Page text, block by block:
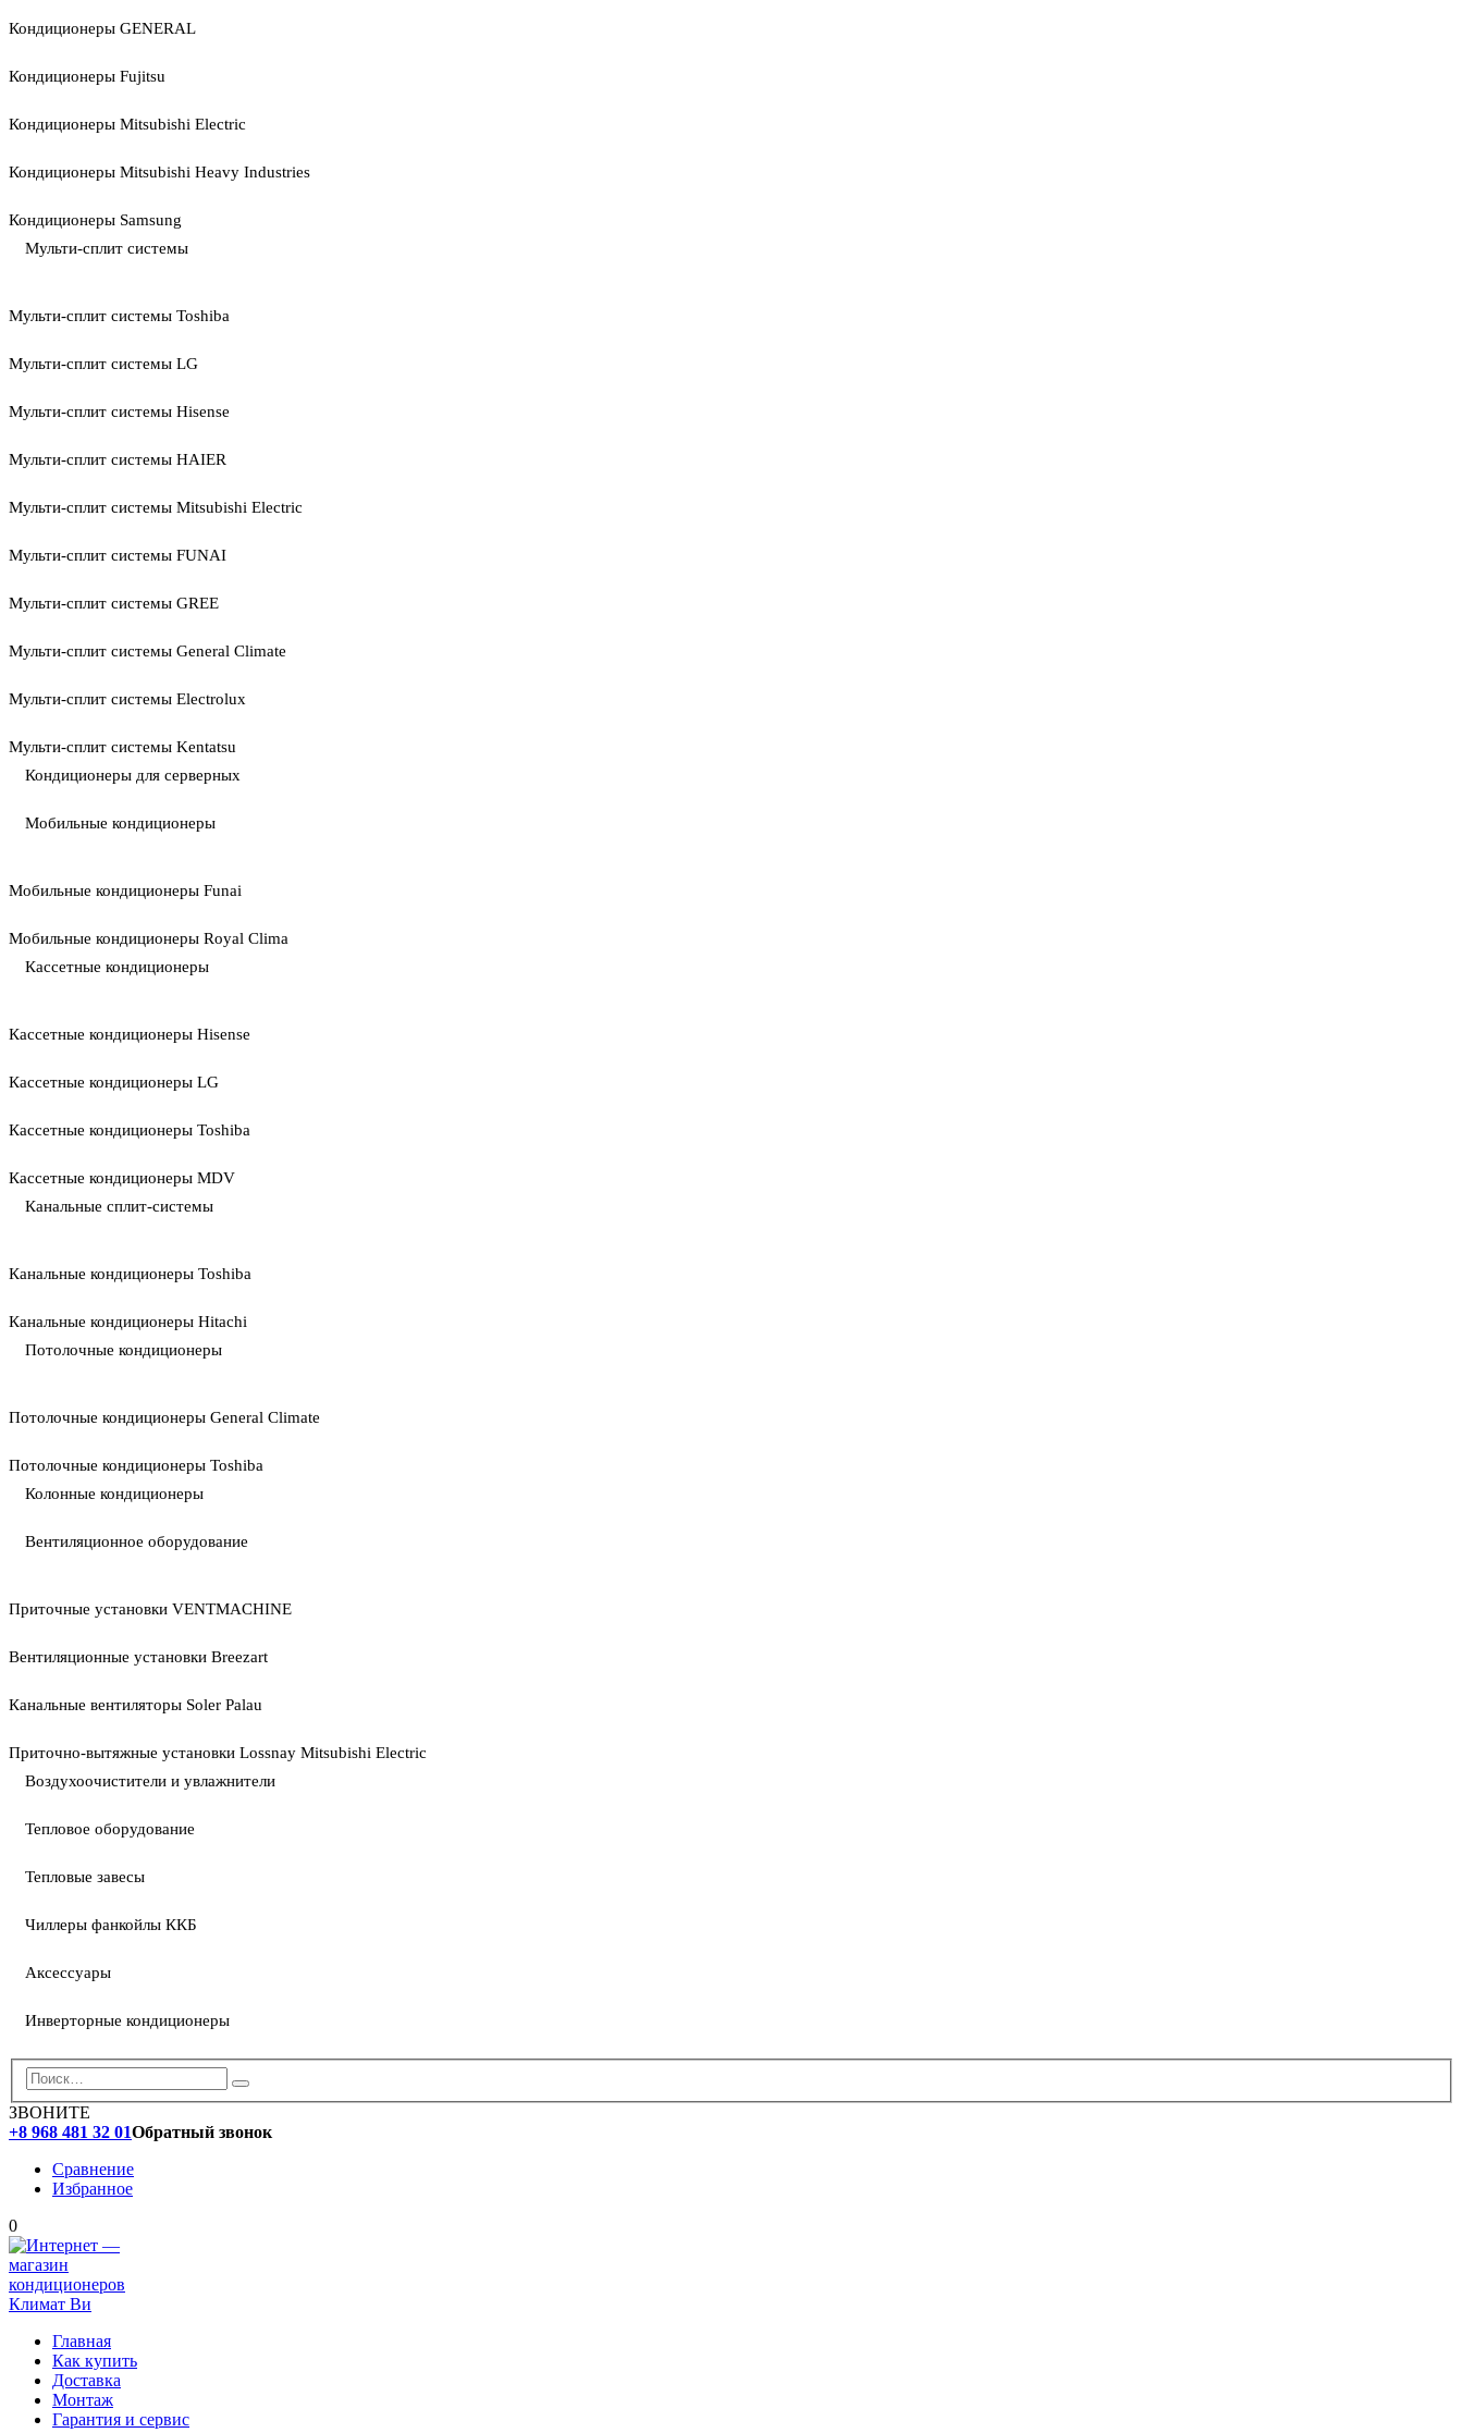
Кондиционеры GENERAL
Кондиционеры Fujitsu
Кондиционеры Mitsubishi Electric
Кондиционеры Mitsubishi Heavy Industries
Кондиционеры Samsung
Мульти-сплит системы
Мульти-сплит системы Toshiba
Мульти-сплит системы LG
Мульти-сплит системы Hisense
Мульти-сплит системы HAIER
Мульти-сплит системы Mitsubishi Electric
Мульти-сплит системы FUNAI
Мульти-сплит системы GREE
Мульти-сплит системы General Climate
Мульти-сплит системы Electrolux
Мульти-сплит системы Kentatsu
Кондиционеры для серверных
Мобильные кондиционеры
Мобильные кондиционеры Funai
Мобильные кондиционеры Royal Clima
Кассетные кондиционеры
Кассетные кондиционеры Hisense
Кассетные кондиционеры LG
Кассетные кондиционеры Toshiba
Кассетные кондиционеры MDV
Канальные сплит-системы
Канальные кондиционеры Toshiba
Канальные кондиционеры Hitachi
Потолочные кондиционеры
Потолочные кондиционеры General Climate
Потолочные кондиционеры Toshiba
Колонные кондиционеры
Вентиляционное оборудование
Приточные установки VENTMACHINE
Вентиляционные установки Breezart
Канальные вентиляторы Soler Palau
Приточно-вытяжные установки Lossnay Mitsubishi Electric
Воздухоочистители и увлажнители
Тепловое оборудование
Тепловые завесы
Чиллеры фанкойлы ККБ
Аксессуары
Инверторные кондиционеры
ЗВОНИТЕ
+8 968 481 32 01Обратный звонок
Сравнение
Избранное
0
Главная
Как купить
Доставка
Монтаж
Гарантия и сервис